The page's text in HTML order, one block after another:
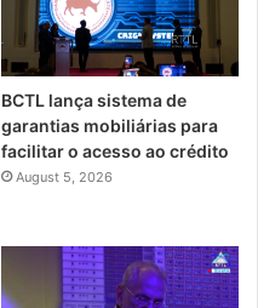
BCTL lança sistema de
garantias mobiliárias para
facilitar o acesso ao crédito
August 5, 2026